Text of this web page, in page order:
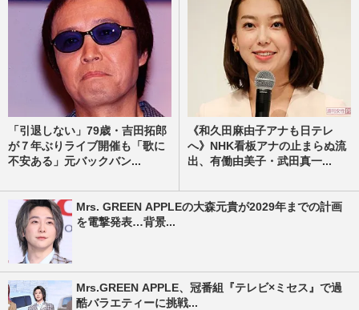
「引退しない」79歳・吉田拓郎
が７年ぶりライブ開催も「歌に
不安ある」元バックバン...
《和久田麻由子アナも日テレ
へ》NHK看板アナの止まらぬ流
出、有働由美子・武田真一...
Mrs. GREEN APPLEの大森元貴が2029年までの計画
を電撃発表…背景...
Mrs.GREEN APPLE、冠番組『テレビ×ミセス』で過
酷バラエティーに挑戦...